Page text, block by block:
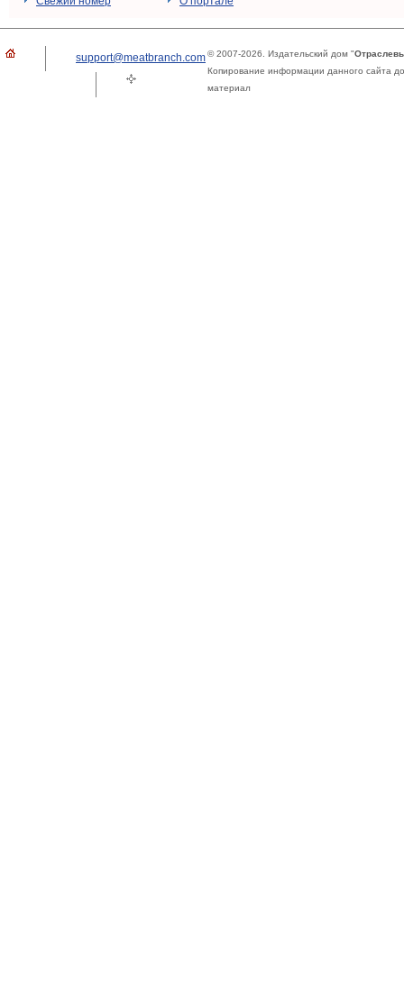
support@meatbranch.com© 2007-2026. Издательский дом "
Копирование информации данного сайта
материал